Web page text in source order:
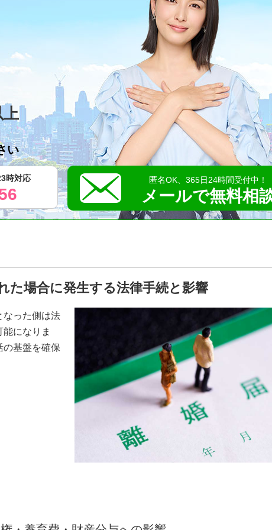
上
い
時対応 匿名OK、365日24時間受付中！
メールで無料相
た場合に発生する法律手続と影響
なった側は法
になりま
の基盤を確保